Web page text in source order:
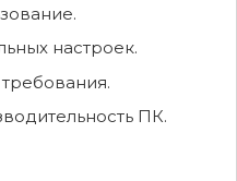
настроек.
ПК.